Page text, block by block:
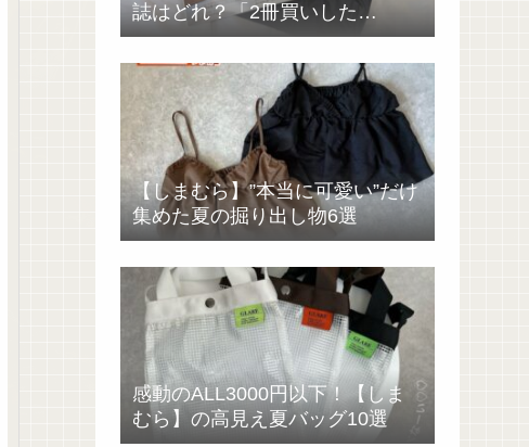
誌はどれ？「2冊買いした
い……」
【しまむら】”本当に可愛い”だけ
集めた夏の掘り出し物6選
感動のALL3000円以下！【しま
むら】の高見え夏バッグ10選